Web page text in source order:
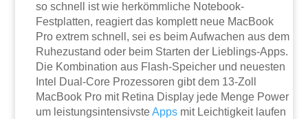
so schnell ist wie herkömmliche Notebook-
Festplatten, reagiert das komplett neue MacBook
Pro extrem schnell, sei es beim Aufwachen aus dem
Ruhezustand oder beim Starten der Lieblings-Apps.
Die Kombination aus Flash-Speicher und neuesten
Intel Dual-Core Prozessoren gibt dem 13-Zoll
MacBook Pro mit Retina Display jede Menge Power
um leistungsintensivsteApps mit Leichtigkeit laufen